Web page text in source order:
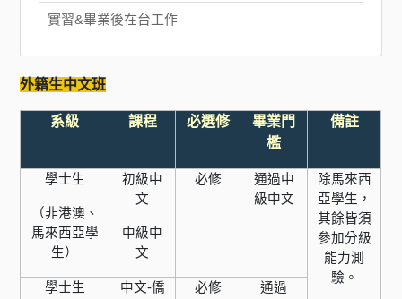
實習&畢業後在台工作
外籍生中文班
系級 課程 必選修
畢業門
檻
備註
學士生
（非港澳、
馬來西亞學
生）
初級中
文
中級中
文
必修
通過中
級中文
除馬來西
亞學生，
其餘皆須
參加分級
能力測
驗。
學士生
中文-僑
必修 通過